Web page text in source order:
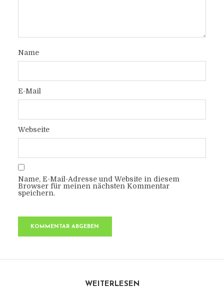
Name
E-Mail
Webseite
Name, E-Mail-Adresse und Website in diesem
Browser für meinen nächsten Kommentar
speichern.
WEITERLESEN